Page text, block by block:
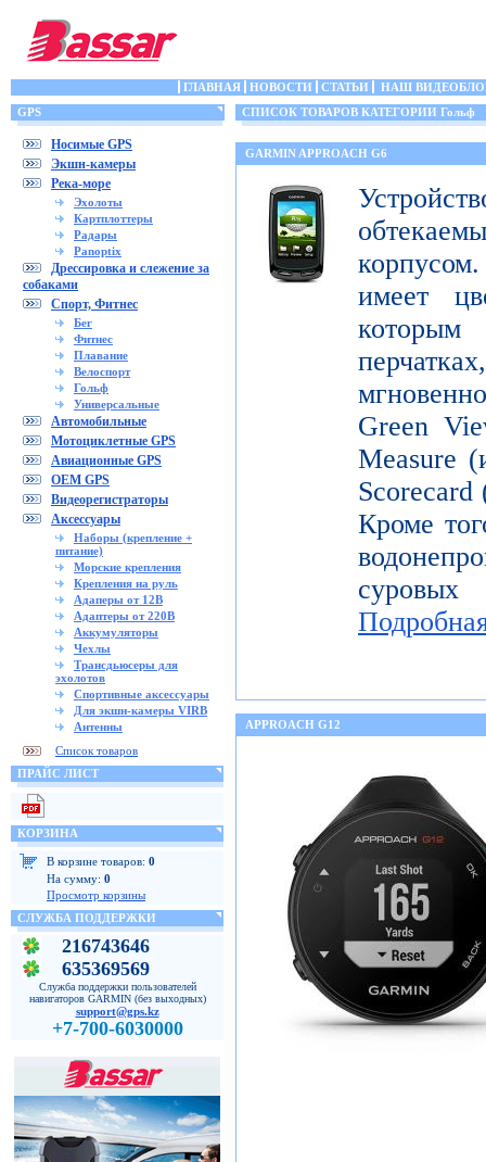
ГЛАВНАЯ НОВОСТИ СТАТЬИ
НАШ
GPS
Носимые GPS
Экшн-камеры
Река-море
Эхолоты
Картплоттеры
Радары
Panoptix
Дрессировка и слежение за
собаками
Спорт, Фитнес
Бег
Фитнес
Плавание
Велоспорт
Гольф
Универсальные
Автомобильные
Мотоциклетные GPS
Авиационные GPS
OEM GPS
Видеорегистраторы
Аксессуары
Наборы (крепление +
питание)
Морские крепления
Крепления на руль
Адаперы от 12В
Адаптеры от 220В
Аккумуляторы
Чехлы
Трансдьюсеры для
эхолотов
Спортивные аксессуары
Для экшн-камеры VIRB
Антенны
Список товаров
ПРАЙС ЛИСТ
КОРЗИНА
В корзине товаров: 0
На сумму: 0
Просмотр корзины
СЛУЖБА ПОДДЕРЖКИ
216743646
635369569
Служба поддержки пользователей
навигаторов GARMIN (без выходных)
support@gps.kz
+7-700-6030000
СПИСОК ТОВАРОВ КАТЕГОРИИ Гольф
GARMIN APPROACH G6
имеет
Green
Measure
Scorecard
Кроме
APPROACH G12